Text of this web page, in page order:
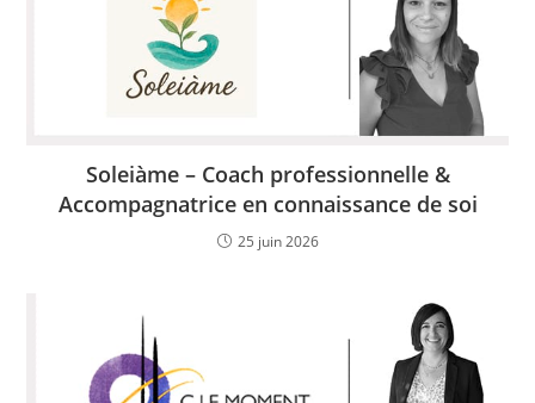
Soleiàme – Coach professionnelle &
Accompagnatrice en connaissance de soi
25 juin 2026